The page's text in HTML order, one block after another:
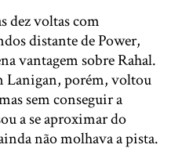
dez voltas com
distante de Power,
vantagem sobre Rahal.
Lanigan, porém, voltou
sem conseguir a
a se aproximar do
não molhava a pista.